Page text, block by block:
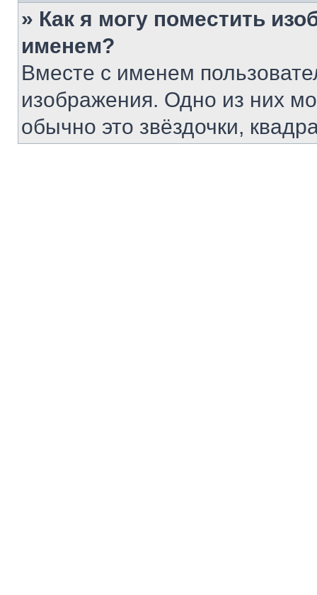
» Как я могу поместить
именем?
Вместе с именем
изображения. Одно из них
обычно это звёздочки,